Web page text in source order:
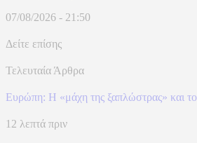
07/08/2026 - 21:50
Δείτε επίσης
Τελευταία Άρθρα
Ευρώπη: H «μάχη της ξαπλώστρας» και
12 λεπτά πριν